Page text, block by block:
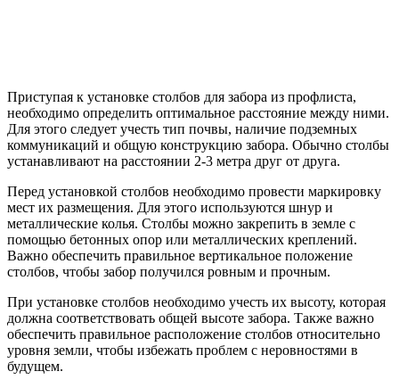
Приступая к установке столбов для забора из профлиста,
необходимо определить оптимальное расстояние между ними.
Для этого следует учесть тип почвы, наличие подземных
коммуникаций и общую конструкцию забора. Обычно столбы
устанавливают на расстоянии 2-3 метра друг от друга.
Перед установкой столбов необходимо провести маркировку
мест их размещения. Для этого используются шнур и
металлические колья. Столбы можно закрепить в земле с
помощью бетонных опор или металлических креплений.
Важно обеспечить правильное вертикальное положение
столбов, чтобы забор получился ровным и прочным.
При установке столбов необходимо учесть их высоту, которая
должна соответствовать общей высоте забора. Также важно
обеспечить правильное расположение столбов относительно
уровня земли, чтобы избежать проблем с неровностями в
будущем.